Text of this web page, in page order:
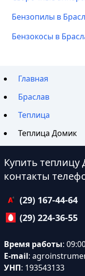
Бензопилы в
Бензокосы в
Главная
Браслав
Теплица
Теплица Домик
Купить
контакты
(29) 167-44-64
(29) 224-36-55
Время работы:
E-mail:
УНП: 193543133